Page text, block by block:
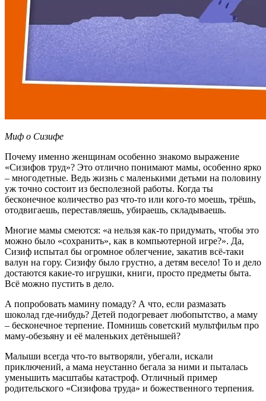
Миф о Сизифе
Почему именно женщинам особенно знакомо выражение
«Сизифов труд»? Это отлично понимают мамы, особенно ярко
– многодетные. Ведь жизнь с маленькими детьми на половину
уж точно состоит из бесполезной работы. Когда ты
бесконечное количество раз что-то или кого-то моешь, трёшь,
отодвигаешь, переставляешь, убираешь, складываешь.
Многие мамы смеются: «а нельзя как-то придумать, чтобы это
можно было «сохранить», как в компьютерной игре?». Да,
Сизиф испытал бы огромное облегчение, закатив всё-таки
валун на гору. Сизифу было грустно, а детям весело! То и дело
достаются какие-то игрушки, книги, просто предметы быта.
Всё можно пустить в дело.
А попробовать мамину помаду? А что, если размазать
шоколад где-нибудь? Детей подогревает любопытство, а маму
– бесконечное терпение. Помнишь советский мультфильм про
маму-обезьяну и её маленьких детёнышей?
Малыши всегда что-то вытворяли, убегали, искали
приключений, а мама неустанно бегала за ними и пыталась
уменьшить масштабы катастроф. Отличный пример
родительского «Сизифова труда» и божественного терпения.